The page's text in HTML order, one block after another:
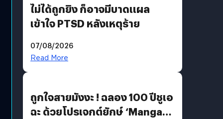
ไม่ได้ถูกยิง ก็อาจมีบาดแผล
เข้าใจ PTSD หลังเหตุร้าย
07/08/2026
Read More
ถูกใจสายมังงะ ! ฉลอง 100 ปีชูเอ
ฉะ ด้วยโปรเจกต์ยักษ์ ‘Manga